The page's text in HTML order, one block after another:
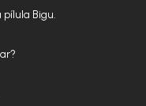
Bigu.